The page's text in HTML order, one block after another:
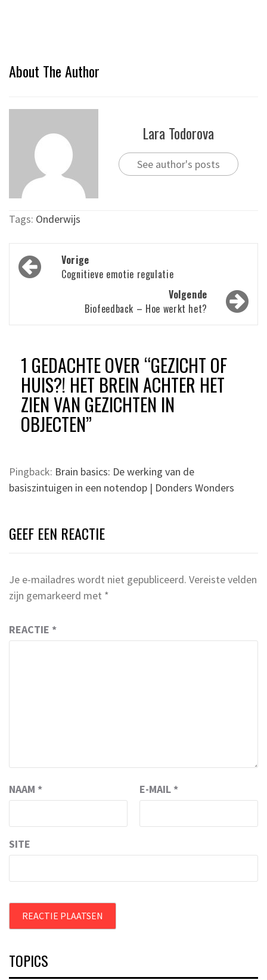
About The Author
Lara Todorova
See author's posts
Tags: Onderwijs
Bericht
navigatie
Vorige
Cognitieve emotie regulatie
Volgende
Biofeedback – Hoe werkt het?
1 GEDACHTE OVER “GEZICHT OF
HUIS?! HET BREIN ACHTER HET
ZIEN VAN GEZICHTEN IN
OBJECTEN”
Pingback: Brain basics: De werking van de
basiszintuigen in een notendop | Donders Wonders
GEEF EEN REACTIE
Je e-mailadres wordt niet gepubliceerd. Vereiste velden
zijn gemarkeerd met *
REACTIE *
NAAM * E-MAIL *
SITE
TOPICS